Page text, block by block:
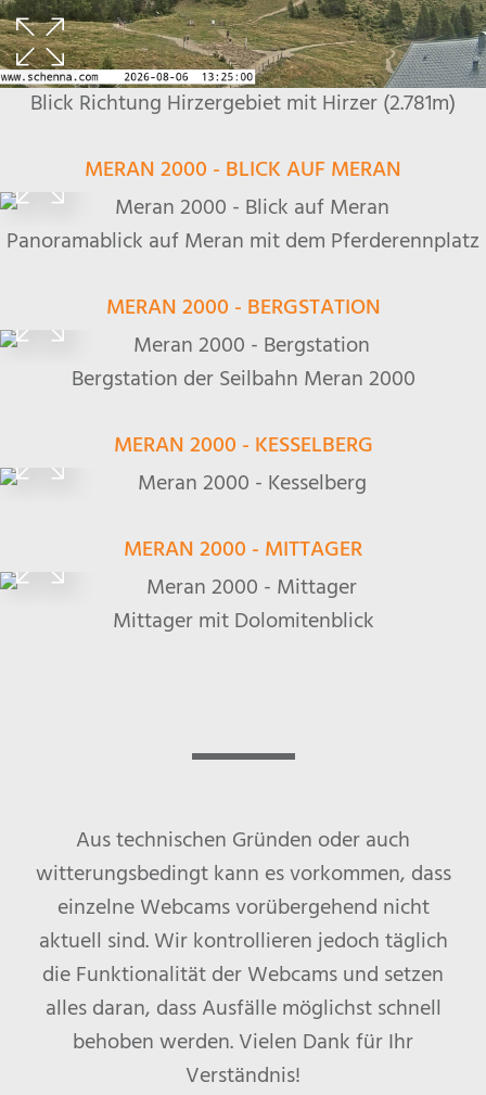
Blick Richtung Hirzergebiet mit Hirzer (2.781m)
MERAN 2000 - BLICK AUF MERAN
Panoramablick auf Meran mit dem Pferderennplatz
MERAN 2000 - BERGSTATION
Bergstation der Seilbahn Meran 2000
MERAN 2000 - KESSELBERG
MERAN 2000 - MITTAGER
Mittager mit Dolomitenblick
Aus technischen Gründen oder auch
witterungsbedingt kann es vorkommen, dass
einzelne Webcams vorübergehend nicht
aktuell sind. Wir kontrollieren jedoch täglich
die Funktionalität der Webcams und setzen
alles daran, dass Ausfälle möglichst schnell
behoben werden. Vielen Dank für Ihr
Verständnis!